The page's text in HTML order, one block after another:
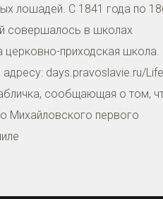
лошадей. С 1841 года по
совершалось в школах
церковно-приходская школа.
days.pravoslavie.ru/
сообщающая о том,
Михайловского первого